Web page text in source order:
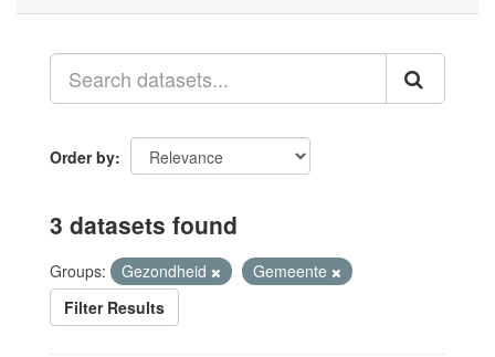
Order by
3 datasets found
Groups: Gezondheid
Gemeente
Filter Results